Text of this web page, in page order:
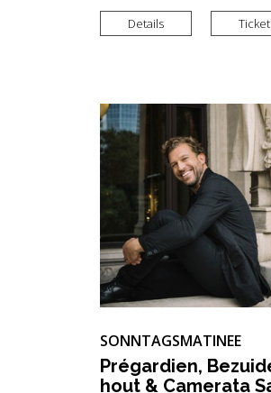
Details
SONNTAGSMATINEE
Pré­gar­di­en,
hout & Ca­me­ra­ta